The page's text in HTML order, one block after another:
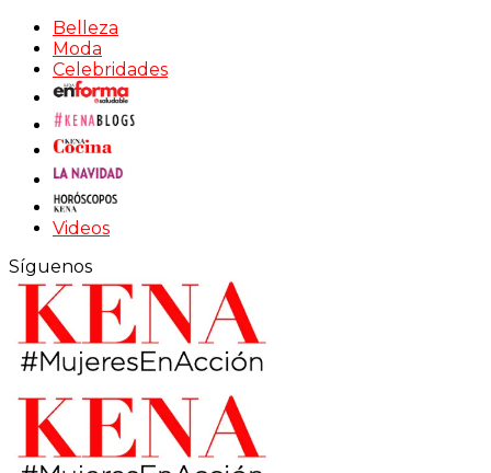
Belleza
Moda
Celebridades
Videos
Síguenos